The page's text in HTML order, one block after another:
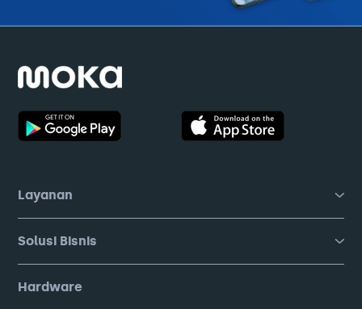
Layanan
Solusi Bisnis
Hardware